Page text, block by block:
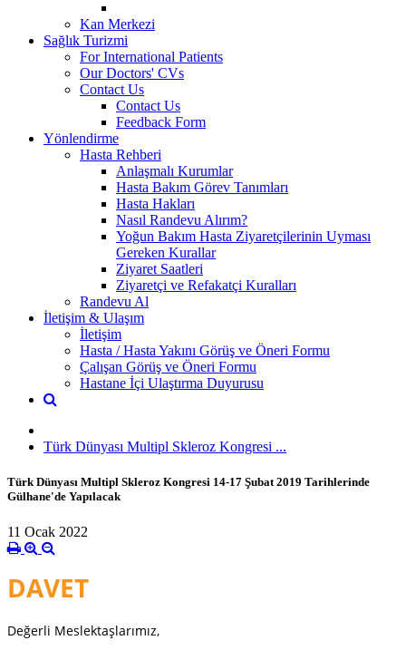
Kan Merkezi
Sağlık Turizmi
For International Patients
Our Doctors' CVs
Contact Us
Contact Us
Feedback Form
Yönlendirme
Hasta Rehberi
Anlaşmalı Kurumlar
Hasta Bakım Görev Tanımları
Hasta Hakları
Nasıl Randevu Alırım?
Yoğun Bakım Hasta Ziyaretçilerinin Uyması
Gereken Kurallar
Ziyaret Saatleri
Ziyaretçi ve Refakatçi Kuralları
Randevu Al
İletişim & Ulaşım
İletişim
Hasta / Hasta Yakını Görüş ve Öneri Formu
Çalışan Görüş ve Öneri Formu
Hastane İçi Ulaştırma Duyurusu
Türk Dünyası Multipl Skleroz Kongresi ...
Türk Dünyası Multipl Skleroz Kongresi 14-17 Şubat 2019 Tarihlerinde
Gülhane'de Yapılacak
11 Ocak 2022
DAVET
Değerli Meslektaşlarımız,